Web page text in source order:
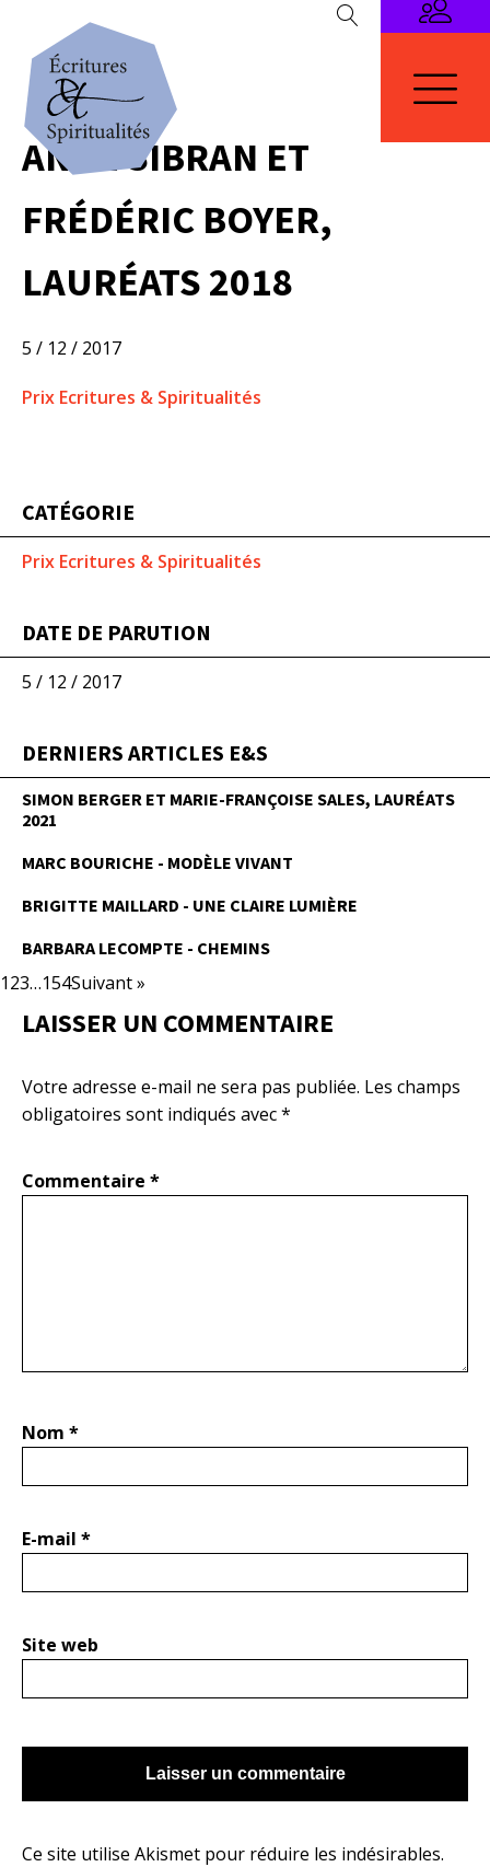
ANNE SIBRAN ET
FRÉDÉRIC BOYER,
LAURÉATS 2018
5 / 12 / 2017
Prix Ecritures & Spiritualités
CATÉGORIE
Prix Ecritures & Spiritualités
DATE DE PARUTION
5 / 12 / 2017
DERNIERS ARTICLES E&S
SIMON BERGER ET MARIE-FRANÇOISE SALES, LAURÉATS
2021
MARC BOURICHE - MODÈLE VIVANT
BRIGITTE MAILLARD - UNE CLAIRE LUMIÈRE
BARBARA LECOMPTE - CHEMINS
123…154Suivant »
LAISSER UN COMMENTAIRE
Votre adresse e-mail ne sera pas publiée. Les champs
obligatoires sont indiqués avec*
Commentaire *
Nom *
E-mail *
Site web
Ce site utilise Akismet pour réduire les indésirables.